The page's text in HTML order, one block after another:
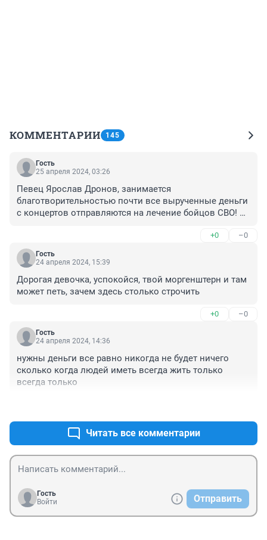
КОММЕНТАРИИ 145
Гость
25 апреля 2024, 03:26
Певец Ярослав Дронов, занимается
благотворительностью почти все вырученные деньги
с концертов отправляются на лечение бойцов СВО!
Народ России обожает песни этого певца и ценит!
+0 –0
Гость
24 апреля 2024, 15:39
Дорогая девочка, успокойся, твой моргенштерн и там
может петь, зачем здесь столько строчить
+0 –0
Гость
24 апреля 2024, 14:36
нужны деньги все равно никогда не будет ничего
сколько когда людей иметь всегда жить только
всегда только
Читать все комментарии
Гость
Войти
Отправить